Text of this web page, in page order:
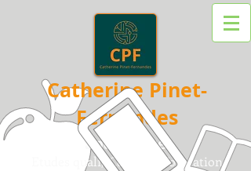
Catherine Pinet-
Fernandes
Sociologue
Etudes quali/Conseil / Formation